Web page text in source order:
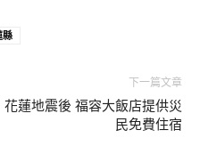
縣
下一篇文章
花蓮地震後 福容大飯店提供災
民免費住宿